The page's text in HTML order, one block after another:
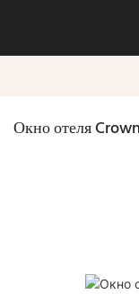
Окно отеля